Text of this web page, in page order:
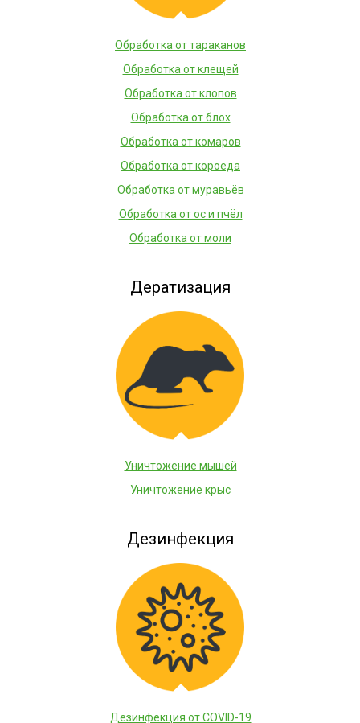
Обработка от тараканов
Обработка от клещей
Обработка от клопов
Обработка от блох
Обработка от комаров
Обработка от короеда
Обработка от муравьёв
Обработка от ос и пчёл
Обработка от моли
Дератизация
Уничтожение мышей
Уничтожение крыс
Дезинфекция
Дезинфекция от COVID-19